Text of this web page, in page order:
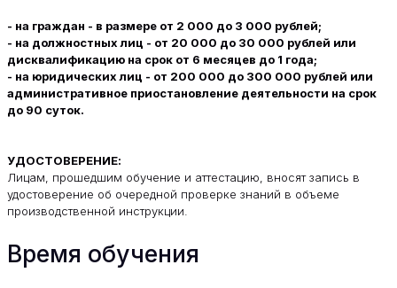
- на граждан - в размере от 2 000 до 3 000 рублей;
- на должностных лиц - от 20 000 до 30 000 рублей или
дисквалификацию на срок от 6 месяцев до 1 года;
- на юридических лиц - от 200 000 до 300 000 рублей или
административное приостановление деятельности на срок
до 90 суток.
УДОСТОВЕРЕНИЕ:
Лицам, прошедшим обучение и аттестацию, вносят запись в
удостоверение об очередной проверке знаний в объеме
производственной инструкции.
Время обучения